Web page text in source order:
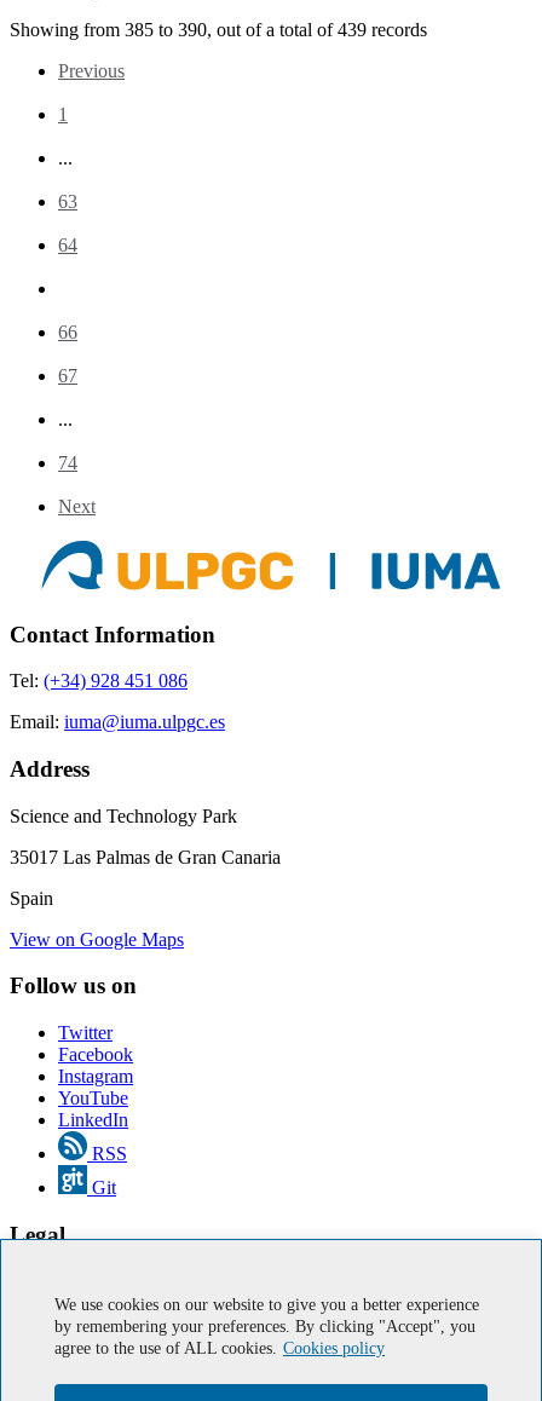
We use cookies on our website to give you a better experience
by remembering your preferences. By clicking "Accept", you
agree to the use of ALL cookies. Cookies policy
Showing from 385 to 390, out of a total of439 records
Previous
1
...
63
64
66
67
...
74
Next
Contact Information
Tel: (+34) 928 451 086
Email: iuma@iuma.ulpgc.es
Address
Science and Technology Park
35017 Las Palmas de Gran Canaria
Spain
View on Google Maps
Follow us on
Twitter
Facebook
Instagram
YouTube
LinkedIn
RSS
Git
Legal
Cookies
Accessibility